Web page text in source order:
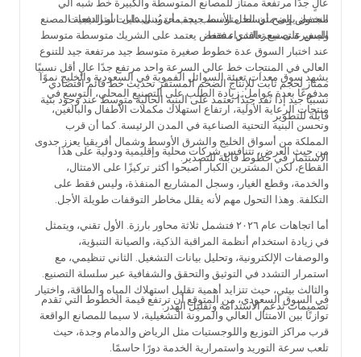
منخفض إلى متوسط متوسط جيدة محدود للبدايات أو الدفعات
الصغيرة تصنيع تعاقدي منخفض يعتمد على الشريك متوسطة متوسط
عند اختبار السوق عدة خطوط صغيرة متوسط جيد مرتفعة جيد للتنوع
العالي في المنتجات خط عالي السرعة واحد مرتفع جدًا عالٍ أقل نسبيًا
ممتاز لحجم ثابت للإنتاج الضخم المستقر تحديث خط قائم اقتصادي
نسبيًا جيد إذا نُفذ جيدًا تعتمد على البنية الحالية متوسط عند وجود بنية
قابلة للتطوير
الجدول يوضح أن الحل الأنسب يجب أن يُبنى على استراتيجية المصنع
وليس على سعر الشراء فقط.
يشهد سوق معدات تعبئة السوائل الفموية في السعودية والخليج نموًا
مدفوعًا بعدة عوامل: زيادة الطلب على التصنيع المحلي، التوسع في
منتجات الرعاية الأولية، ارتفاع استهلاك مكملات الأطفال والبالغين،
وتحسن البنية التحتية الصناعية في المدن الرئيسة. كما أن قرب
المملكة من أسواق الخليج والشرق الأوسط وشمال أفريقيا يعزز جدوى
الاستثمار في خطوط قابلة للتصدير.
من حيث العرض، تتنافس شركات محلية وإقليمية ودولية على هذا
القطاع، لكن المشترين الكبار أصبحوا أكثر تركيزًا على الامتثال،
والخدمة، وقطع الغيار، وسجل المشاريع المنفذة، وليس فقط على
التكلفة. وهذا التحول مهم لأنه يقلل مخاطر التوقفات طويلة الأجل.
أما اتجاهات عام ٢٠٢٦ فتشمل ثلاثة محاور بارزة. الأول تقني، ويتمثل
في زيادة استخدام أنظمة المراقبة الذكية، والصيانة التنبؤية،
والوصفات الإلكترونية، وتحليل بيانات التشغيل. الثاني تنظيمي، مع
استمرار التشدد في التوثيق والتحقق والشفافية عبر سلسلة التصنيع.
والثالث بيئي، حيث تتزايد أهمية تقليل استهلاك المياه والطاقة، واختيار
تصميمات تدعم الاستدامة وتقليل الهدر.
في السوق السعودي، من المتوقع أن ترتفع قيمة الخطوط التي تقدم
توازنًا بين الامتثال العالي والمرونة التشغيلية، لا سيما للمصانع الواقعة
قرب مراكز التوزيع واللوجستيات مثل الرياض والدمام وجدة، حيث
تلعب سرعة التوريد واستمرارية الخدمة دورًا حاسمًا.